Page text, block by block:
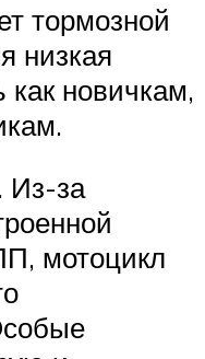
тормозной
низкая
как новичкам,
Из-за
мотоцикл